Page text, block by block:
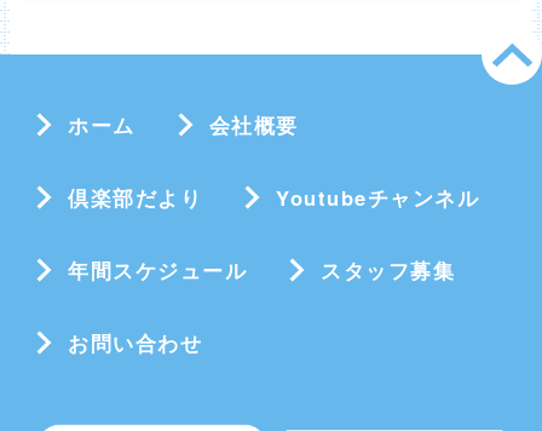
ホーム 会社概要
倶楽部だより Youtubeチャンネル
年間スケジュール スタッフ募集
お問い合わせ